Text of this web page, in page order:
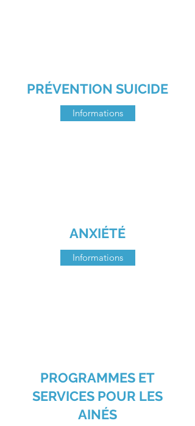
PRÉVENTION SUICIDE
Informations
ANXIÉTÉ
Informations
PROGRAMMES ET
SERVICES POUR LES
AINÉS